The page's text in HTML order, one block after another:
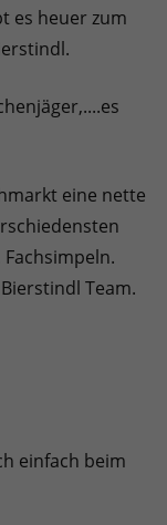
es heuer zum
eine nette
Team.
einfach beim